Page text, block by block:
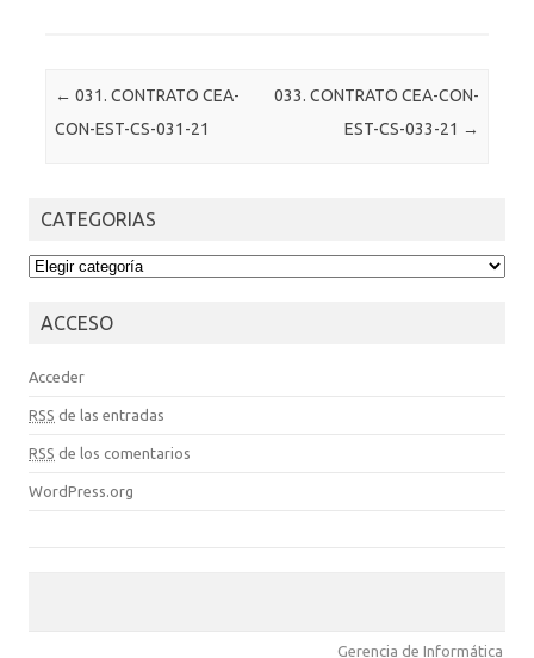
Post navigation
← 031. CONTRATO CEA-
CON-EST-CS-031-21
033. CONTRATO CEA-CON-
EST-CS-033-21 →
CATEGORIAS
CATEGORIAS
ACCESO
Acceder
RSS de las entradas
RSS de los comentarios
WordPress.org
Gerencia de Informática